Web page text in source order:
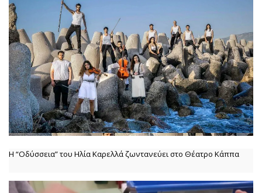
Η “Οδύσσεια” του Ηλία Καρελλά ζωντανεύει στο Θέατρο Κάππα